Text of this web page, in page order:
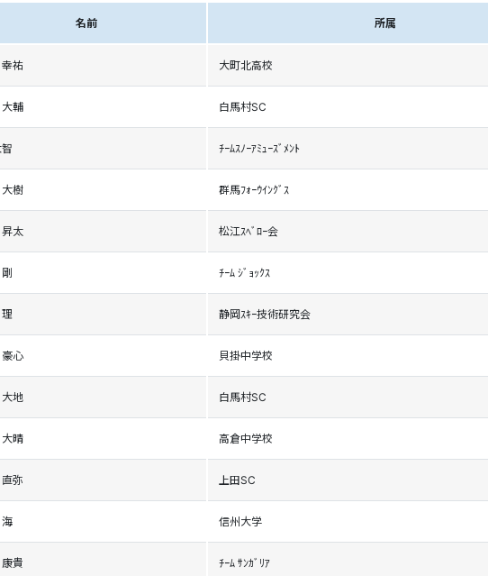
名前 所属
祐 大町北高校
輔 白馬村SC
ﾁｰﾑｽﾉｰｱﾐｭｰｽﾞﾒﾝﾄ
大樹 群馬ﾌｫｰｳｲﾝｸﾞｽ
太 松江ｽﾍﾞﾛｰ会
ﾁｰﾑ ｼﾞｮｯｸｽ
静岡ｽｷｰ技術研究会
心 貝掛中学校
地 白馬村SC
晴 高倉中学校
弥 上田SC
海 信州大学
貴 ﾁｰﾑ ｻﾝｶﾞﾘｱ